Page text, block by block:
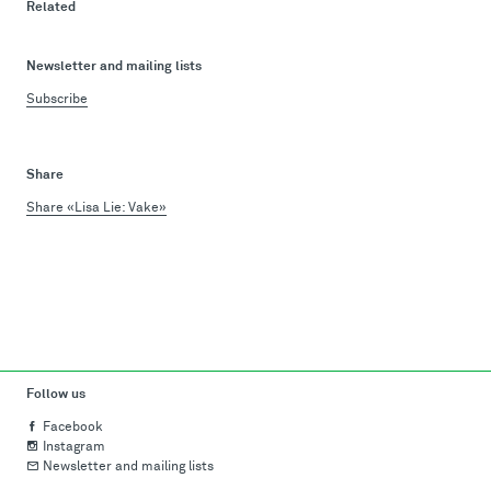
Related
Newsletter and mailing lists
Subscribe
Share
Share «Lisa Lie: Vake»
Follow us
Facebook
Instagram
Newsletter and mailing lists